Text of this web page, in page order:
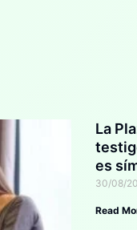
La
es
30/08/
Read